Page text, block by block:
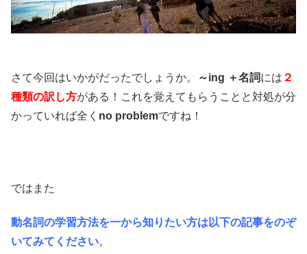
さて今回はいかがだったでしょうか。 ～ing ＋名詞には ２
種類の訳し方がある！これを覚えてもらうことと対処が分
かっていれば全く no problemですね！
ではまた
動名詞の学習方法を一から知りたい方は以下の記事をのぞ
いてみてください。